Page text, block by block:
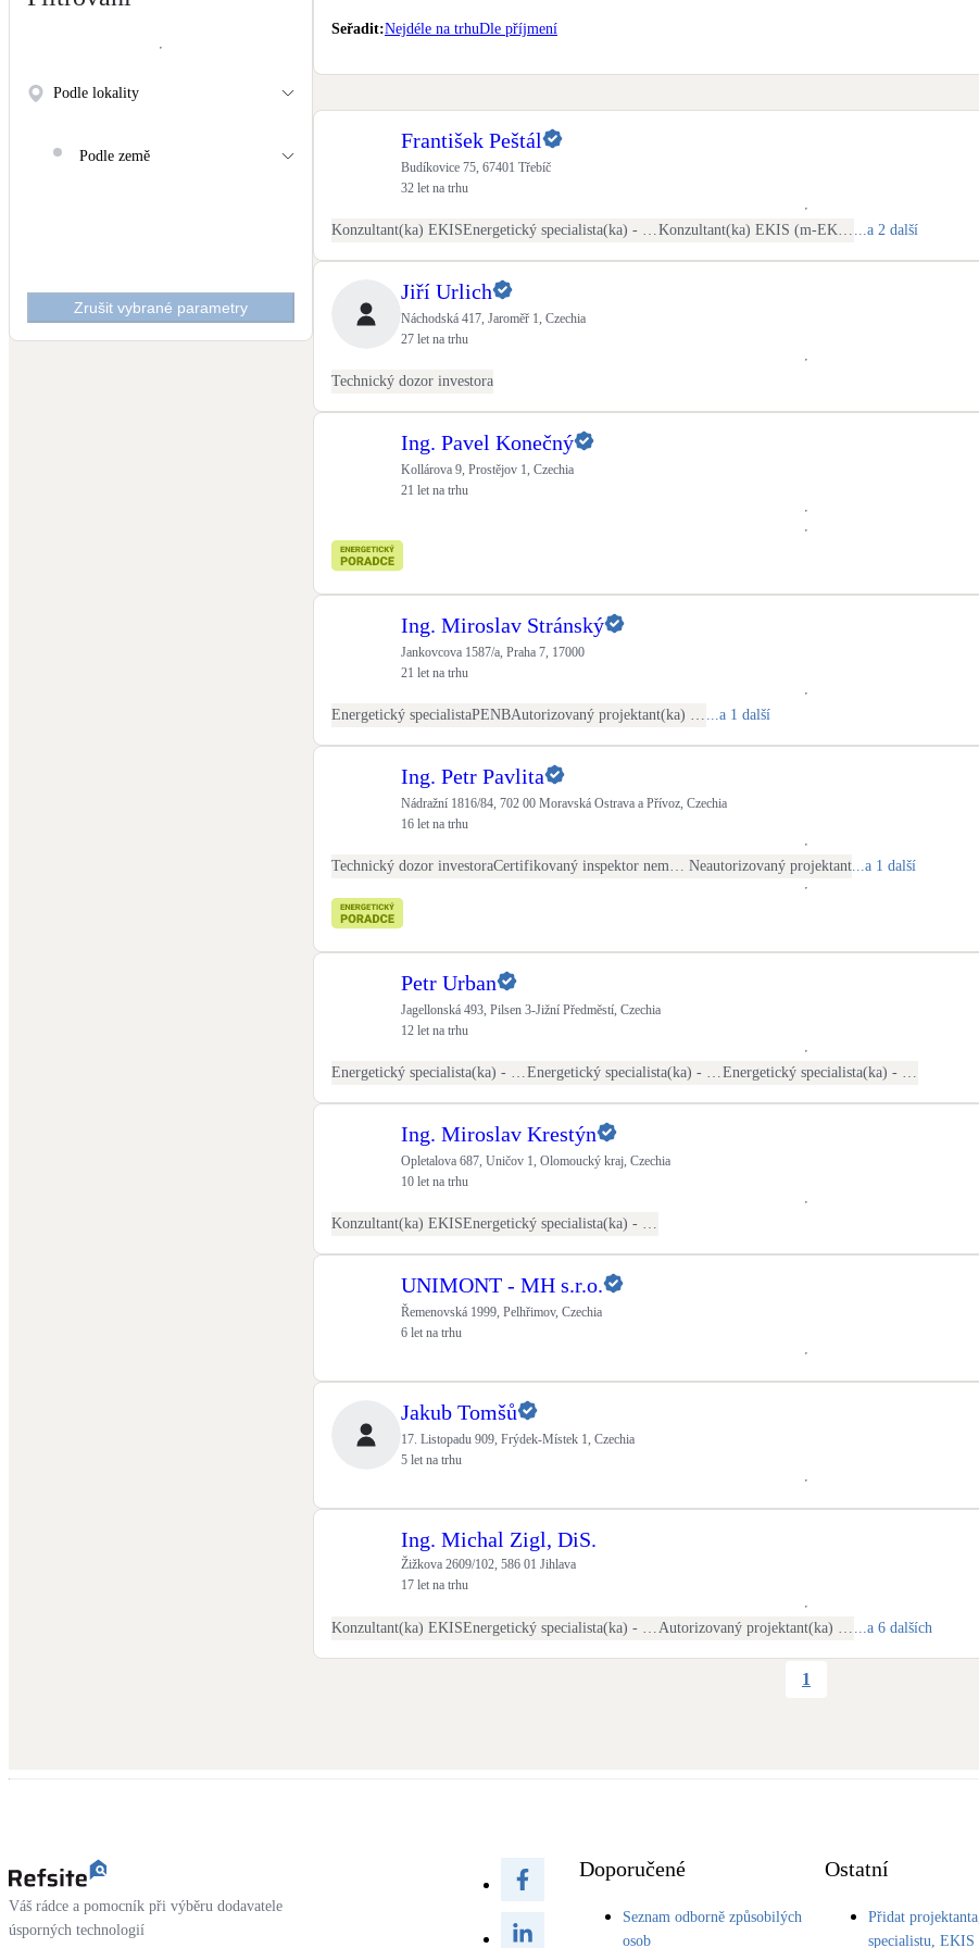
Pouze velké BESS
Stínicí technika
Malé i velké turbíny
Podle lokality
Podle země
Zrušit vybrané parametry
Seřadit:Nejdéle na trhuDle příjmení
František Peštál
Budíkovice 75, 67401 Třebíč
32 let na trhu
Konzultant(ka) EKIS ...a 2 další
Jiří Urlich
Náchodská 417, Jaroměř 1, Czechia
27 let na trhu
Technický dozor investora
Ing. Pavel Konečný
Kollárova 9, Prostějov 1, Czechia
21 let na trhu
Ing. Miroslav Stránský
Jankovcova 1587/a, Praha 7, 17000
21 let na trhu
Energetický specialistaPENB ...a 1 další
Ing. Petr Pavlita
Nádražní 1816/84, 702 00 Moravská Ostrava a Přívoz, Czechia
16 let na trhu
Technický dozor investora Neautorizovaný projektant ...a 1 další
Petr Urban
Jagellonská 493, Pilsen 3-Jižní Předměstí, Czechia
12 let na trhu
Ing. Miroslav Krestýn
Opletalova 687, Uničov 1, Olomoucký kraj, Czechia
10 let na trhu
Konzultant(ka) EKIS
UNIMONT - MH s.r.o.
Řemenovská 1999, Pelhřimov, Czechia
6 let na trhu
Jakub Tomšů
17. Listopadu 909, Frýdek-Místek 1, Czechia
5 let na trhu
Ing. Michal Zigl, DiS.
Žižkova 2609/102, 586 01 Jihlava
17 let na trhu
Konzultant(ka) EKIS ...a 6 dalších
1
Váš rádce a pomocník při výběru dodavatele
úsporných technologií
Doporučené
Seznam odborně způsobilých
osob
Ostatní
Přidat projektanta,
specialistu, EKIS